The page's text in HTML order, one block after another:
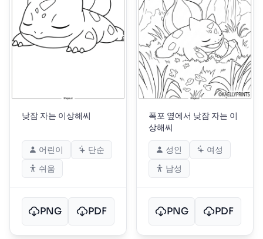
낮잠 자는 이상해씨
어린이
단순
쉬움
PNG PDF
폭포 옆에서 낮잠 자는 이
상해씨
성인
여성
남성
PNG PDF